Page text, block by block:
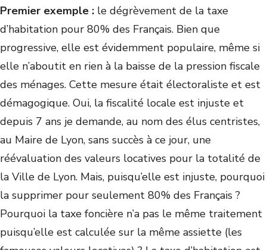
Premier exemple : le dégrèvement de la taxe
d’habitation pour 80% des Français. Bien que
progressive, elle est évidemment populaire, même si
elle n’aboutit en rien à la baisse de la pression fiscale
des ménages. Cette mesure était électoraliste et est
démagogique. Oui, la fiscalité locale est injuste et
depuis 7 ans je demande, au nom des élus centristes,
au Maire de Lyon, sans succès à ce jour, une
réévaluation des valeurs locatives pour la totalité de
la Ville de Lyon. Mais, puisqu’elle est injuste, pourquoi
la supprimer pour seulement 80% des Français ?
Pourquoi la taxe foncière n’a pas le même traitement
puisqu’elle est calculée sur la même assiette (les